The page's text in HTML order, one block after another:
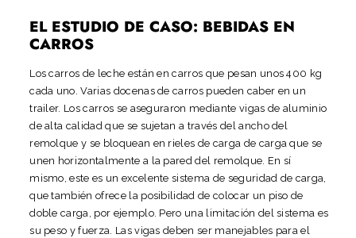
EL ESTUDIO DE CASO: BEBIDAS EN
CARROS
Los carros de leche están en carros que pesan unos 400 kg
cada uno. Varias docenas de carros pueden caber en un
trailer. Los carros se aseguraron mediante vigas de aluminio
de alta calidad que se sujetan a través del ancho del
remolque y se bloquean en rieles de carga de carga que se
unen horizontalmente a la pared del remolque. En sí
mismo, este es un excelente sistema de seguridad de carga,
que también ofrece la posibilidad de colocar un piso de
doble carga, por ejemplo. Pero una limitación del sistema es
su peso y fuerza. Las vigas deben ser manejables para el